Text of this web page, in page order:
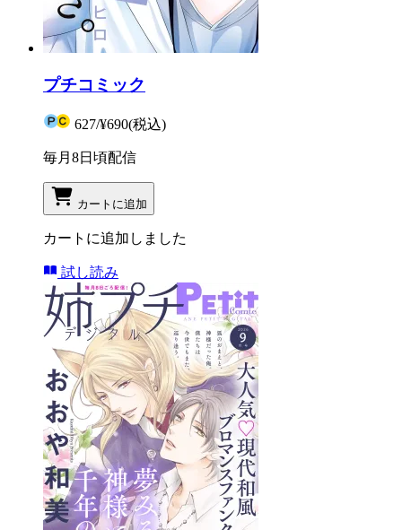
プチコミック
627/¥690(税込)
毎月8日頃配信
カートに追加
カートに追加しました
試し読み